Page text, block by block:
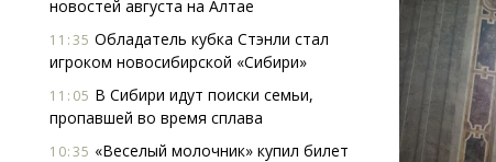
новостей августа на Алтае
11:35 Обладатель кубка Стэнли стал
игроком новосибирской «Сибири»
11:05 В Сибири идут поиски семьи,
пропавшей во время сплава
10:35 «Веселый молочник» купил билет